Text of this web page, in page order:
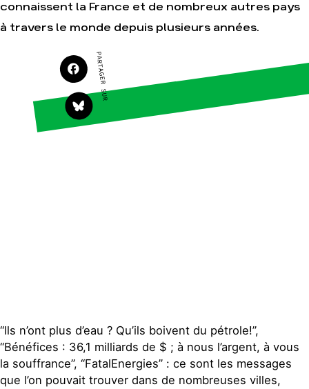
patrimoine
Télécharger
gratuitement les guides
éco-citoyens
connaissent la France et de nombreux autres pays
à travers le monde depuis plusieurs années.
PARTAGER SUR
“Ils n’ont plus d’eau ? Qu’ils boivent du pétrole!”,
“Bénéfices : 36,1 milliards de $ ; à nous l’argent, à vous
la souffrance”, “FatalEnergies” : ce sont les messages
que l’on pouvait trouver dans de nombreuses villes,